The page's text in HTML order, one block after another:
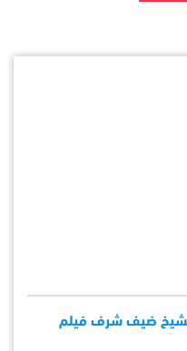
ضيف شرف فيلم